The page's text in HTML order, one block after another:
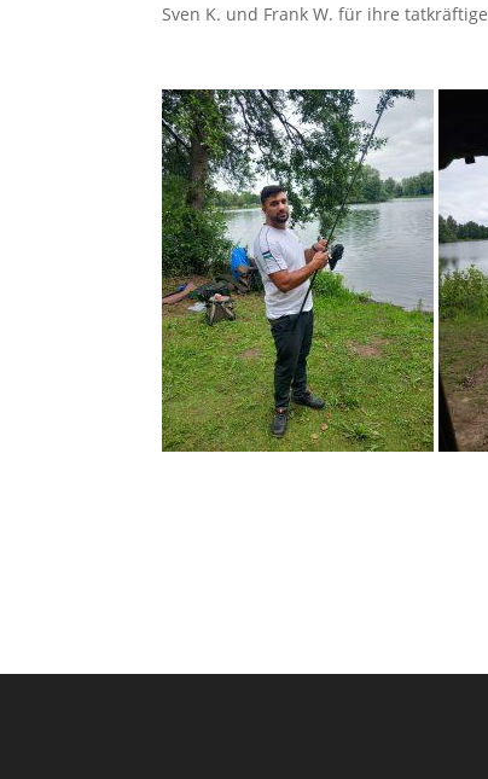
Sven K. und Frank W. für ihre